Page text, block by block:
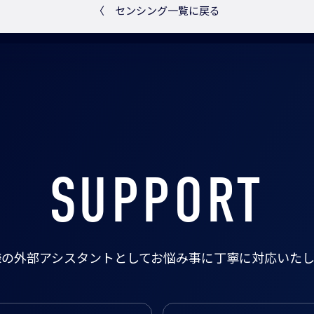
〈 センシング一覧に戻る
SUPPORT
外部アシスタントとしてお悩み事に丁寧に対応いた